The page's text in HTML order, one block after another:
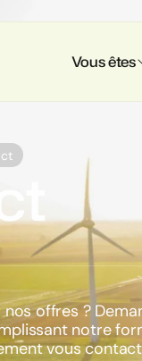
Vous êtes
offres ?
notre
vous